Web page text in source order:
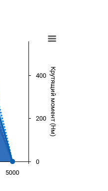
Крутящий момент (Нм)
5000
0
200
400